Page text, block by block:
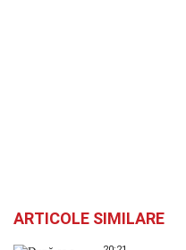
ARTICOLE SIMILARE